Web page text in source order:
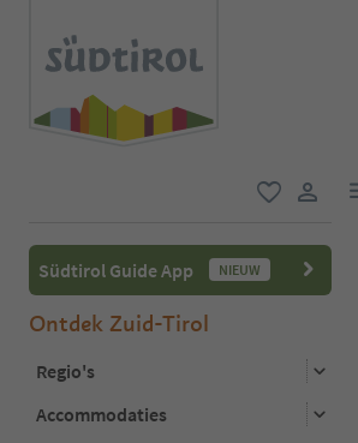
Südtirol Guide App NIEUW
Ontdek Zuid-Tirol
Regio's
Accommodaties